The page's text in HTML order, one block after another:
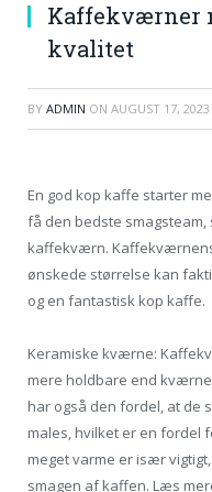
Kaffekværner
kvalitet
BY ADMIN ON AUGUST 17, 2023
En god kop kaffe starter
få den bedste smagsteam,
kaffekværn.
ønskede størrelse kan
og en fantastisk kop kaffe.
Keramiske kværne:
mere holdbare end
har også den fordel, at de
males, hvilket er en fordel
meget varme er især
smagen af kaffen. Læs